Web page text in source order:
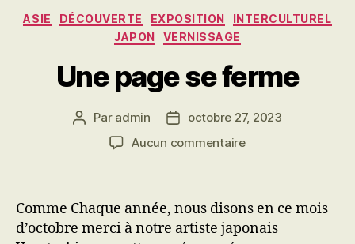
Catégories
ASIE DÉCOUVERTE EXPOSITION
INTERCULTUREL
JAPON
VERNISSAGE
Une page se ferme
Auteur
l’article
Par admin
Dateoctobre 27, 2023
Aucun commentairesur
ferme
Comme Chaque année, nous disons en ce mois
d’octobre merci à notre artiste japonais